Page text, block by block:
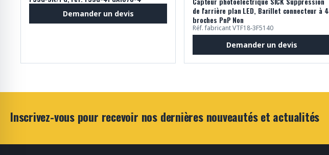
Demander un devis
de l'arrière plan LED, Barillet connecteur à 4
broches PnP Non
Réf. fabricant VTF18-3F5140
Demander un devis
Inscrivez-vous pour recevoir nos dernières nouveautés et actualités